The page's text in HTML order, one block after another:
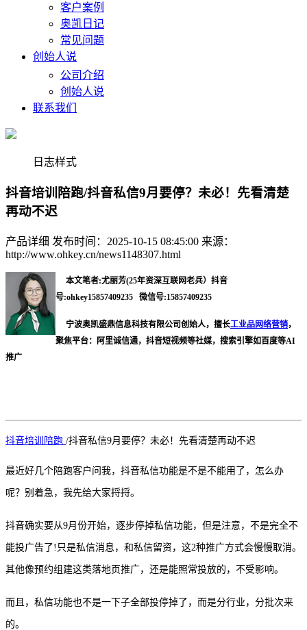
客户案例
奥凯日记
常见问题
创始人说
公司介绍
创始人说
联系我们
日志样式
抖音培训陪跑/抖音私信9月要停？未必！先看清楚
再动不迟
产品详细 发布时间：2025-10-15 08:45:00 来源：
http://www.ohkey.cn/news1148307.html
本文笔者:尤丽芳(25年资深互联网老兵）抖音
号:ohkey15857409235 微信号:15857409235
宁波奥凯盛鼎信息科技有限公司创始人，擅长工业品网络营销，
聚焦平台：阿里诚信通，抖音短视频等社媒，搜索引擎如百度等AI
推广
抖音培训陪跑 /抖音私信9月要停？未必！先看清楚再动不迟
最近好几个陪跑客户问我，抖音私信功能是不是不能用了，怎么办
呢？别着急，我先给大家捋捋。
抖音确实要从9月份开始，逐步停掉私信功能，但是注意，不是完全不
能投广告了!只是私信消息，和私信留资，这2种推广方式会慢慢取消。
其他像预约组建这类落地页推广，还是能照常投放的，不受影响。
而且，私信功能也不是一下子全部投停掉了，而是分行业，分批次来
的。